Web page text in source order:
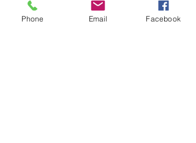
Phone Email Facebook